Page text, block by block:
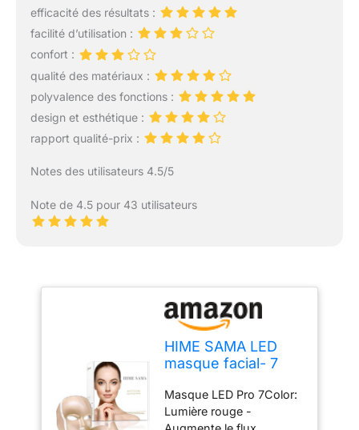
efficacité des résultats :
facilité d’utilisation :
confort :
qualité des matériaux :
polyvalence des fonctions :
design et esthétique :
rapport qualité-prix :
Notes des utilisateurs 4.5/5
Note de 4.5 pour 43 utilisateurs
HIME SAMA LED
masque facial- 7
pour le visage et le
cou, Portable,
Masque LED Pro 7Color:
Lumière rouge -